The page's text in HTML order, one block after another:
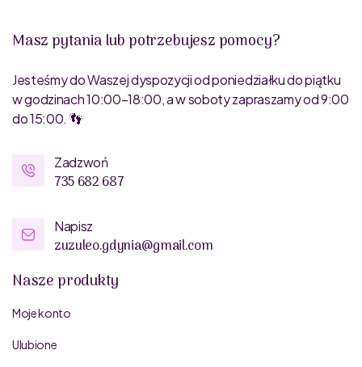
Masz pytania lub potrzebujesz pomocy?
Jesteśmy do Waszej dyspozycji od poniedziałku do piątku
w godzinach 10:00–18:00, a w soboty zapraszamy od 9:00
do 15:00. 👣
Zadzwoń
735 682 687
Napisz
zuzuleo.gdynia@gmail.com
Nasze produkty
Moje konto
Ulubione